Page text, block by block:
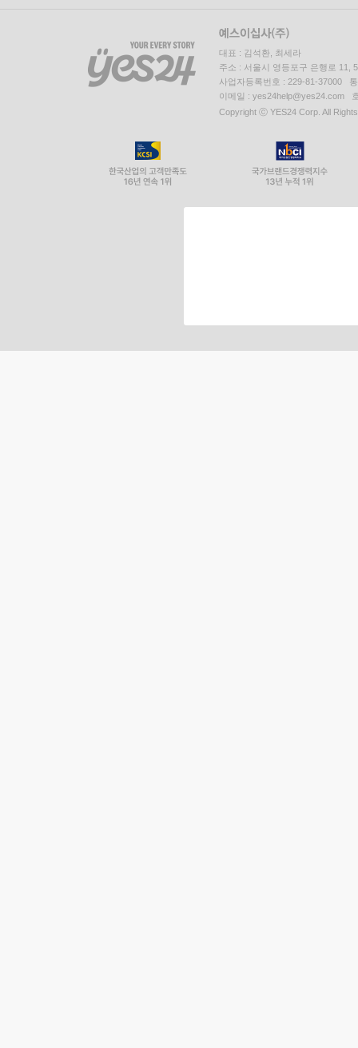
대표 : 김석환, 최세라
주소 : 서울시 영등포구 은행로 11,
사업자등록번호 : 229-81-37000
이메일 : yes24help@yes24.com
Copyright ⓒ YES24 Corp. All